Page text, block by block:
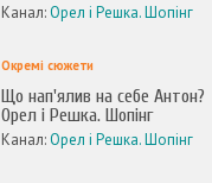
Канал:Орел і Решка. Шопінг
Окремі сюжети
Що нап'ялив на себе Антон?
Орел і Решка. Шопінг
Канал:Орел і Решка. Шопінг